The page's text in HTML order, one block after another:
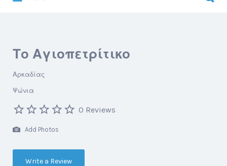
Το Αγιοπετρίτικο
Αρκαδίας
Ψώνια
0 Reviews
Add Photos
Write a Review